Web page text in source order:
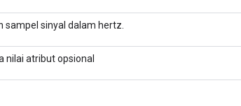
sampel sinyal dalam hertz.
nilai atribut opsional